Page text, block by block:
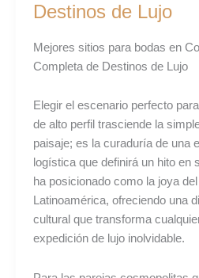
Destinos de Lujo
Mejores sitios para bodas en
Completa de Destinos de Lujo
Elegir el escenario perfecto
de alto perfil trasciende la
paisaje; es la curaduría de una
logística que definirá un hito en
ha posicionado como la joya
Latinoamérica, ofreciendo una
cultural que transforma
expedición de lujo inolvidable.
Colombia:
Guía
Completa
Destinos
Lujo